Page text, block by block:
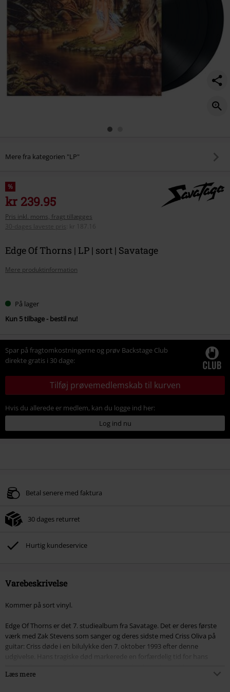
Mere fra kategorien "LP"
%
kr 239.95
Pris inkl. moms, fragt tillægges
30-dages laveste pris
kr 187.16
Edge Of Thorns | LP | sort | Savatage
Mere produktinformation
din
størrelse
På lager
Kun 5 tilbage - bestil nu!
Spar på fragtomkostningerne og prøv Backstage Club
direkte gratis i 30 dage:
Tilføj prøvemedlemskab til kurven
Hvis du allerede er medlem, kan du logge ind her:
Log ind nu
Betal senere med faktura
30 dages returret
Hurtig kundeservice
Varebeskrivelse
Kommer på sort vinyl.
Edge Of Thorns er det 7. studiealbum fra Savatage. Det er deres første
værk med Zak Stevens som sanger og deres sidste med Criss Oliva på
guitar: Criss døde i en bilulykke den 7. oktober 1993 efter denne
udgivelse. Hans tragiske død markerede en forfærdelig tid for hans
Savatage. Heldigvis ændrede han mening efter udgivelsen af Handful Of
Læs mere